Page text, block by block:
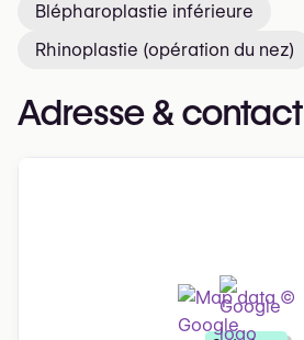
Blépharoplastie inférieure
Rhinoplastie (opération du nez)
Adresse & contact